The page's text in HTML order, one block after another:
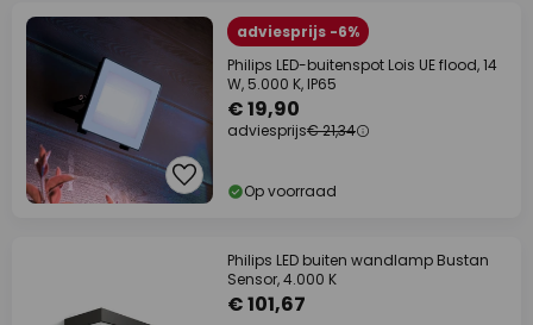
adviesprijs -6%
Philips LED-buitenspot Lois UE flood, 14
W, 5.000 K, IP65
€ 19,90
adviesprijs€ 21,34
Op voorraad
Philips LED buiten wandlamp Bustan
Sensor, 4.000 K
€ 101,67